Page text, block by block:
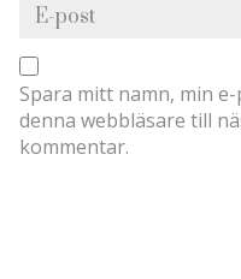
Spara mitt namn, min
denna webbläsare till
kommentar.